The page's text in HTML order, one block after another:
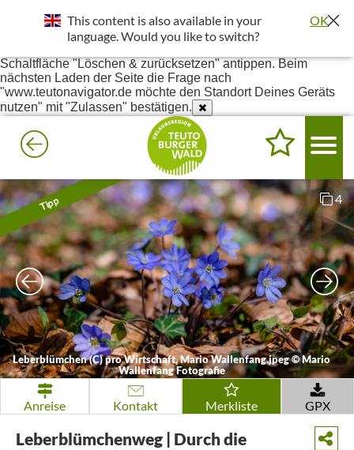
um bessere Ergebnisse in deiner Umgebung darzustellen.
Einstellungen - Website-Einstellungen - Ort - Unter Blockiert
Schaltfläche "Löschen & zurücksetzen" antippen. Beim
nächsten Laden der Seite die Frage nach
"www.teutonavigator.de möchte den Standort Deines Geräts
nutzen" mit "Zulassen" bestätigen.
Tipp
Leberblümchen (C) pro Wirtschaft, Mario Wallenfang.jpeg©Mario
Wallenfang Fotografie
4
Anreise Kontakt Merkliste GPX
Leberblümchenweg | Durch die
This content is also available in your
language. Would you like to switch?
OK